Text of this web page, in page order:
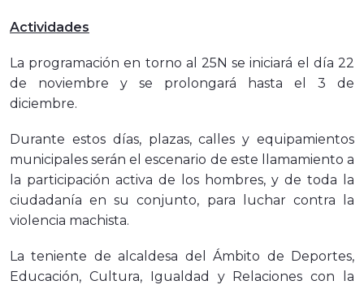
Actividades
La programación en torno al 25N se iniciará el día 22
de noviembre y se prolongará hasta el 3 de
diciembre.
Durante estos días, plazas, calles y equipamientos
municipales serán el escenario de este llamamiento a
la participación activa de los hombres, y de toda la
ciudadanía en su conjunto, para luchar contra la
violencia machista.
La teniente de alcaldesa del Ámbito de Deportes,
Educación, Cultura, Igualdad y Relaciones con la